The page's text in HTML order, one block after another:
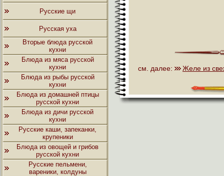
Русские щи
Русская уха
Вторые блюда русской
кухни
Блюда из мяса русской
кухни
Блюда из рыбы русской
кухни
Блюда из домашней птицы
русской кухни
Блюда из дичи русской
кухни
Русские каши, запеканки,
крупеники
Блюда из овощей и грибов
русской кухни
Русские пельмени,
вареники, колдуны
см. далее: Желе из